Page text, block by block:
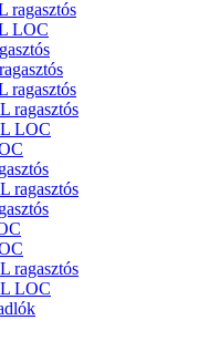
ragasztós
LOC
ragasztós
ragasztós
LOC
ragasztós
ragasztós
LOC